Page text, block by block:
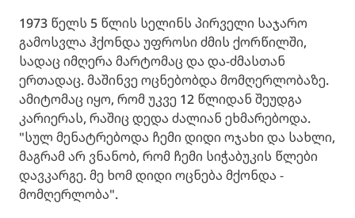
1973 წელს 5 წლის სელინს პირველი საჯარო
გამოსვლა ჰქონდა უფროსი ძმის ქორწილში,
სადაც იმღერა მარტომაც და და-ძმასთან
ერთადაც. მაშინვე ოცნებობდა მომღერლობაზე.
ამიტომაც იყო, რომ უკვე 12 წლიდან შეუდგა
კარიერას, რაშიც დედა ძალიან ეხმარებოდა.
"სულ მენატრებოდა ჩემი დიდი ოჯახი და სახლი,
მაგრამ არ ვნანობ, რომ ჩემი სიჭაბუკის წლები
დავკარგე. მე ხომ დიდი ოცნება მქონდა -
მომღერლობა".